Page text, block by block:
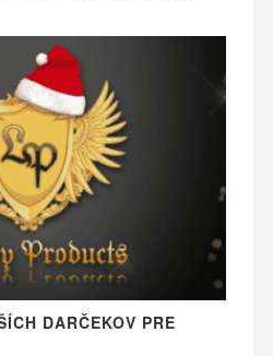
DARČEKOV PRE